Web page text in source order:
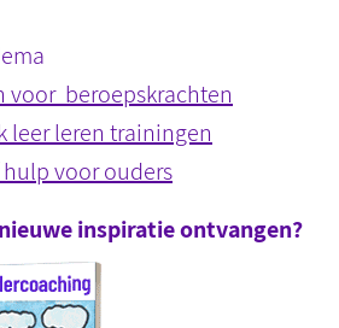
voor beroepskrachten
leer leren trainingen
hulp voor ouders
inspiratie ontvangen?